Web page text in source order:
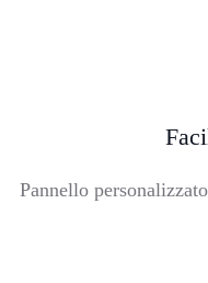
Pannello